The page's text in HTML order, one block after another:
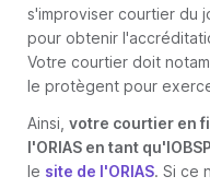
s'improviser courtier du
pour obtenir
Votre courtier doit
le protègent pour
Ainsi, votre courtier en
l'ORIAS en tant qu'IOBSP
le site de l'ORIAS. Si ce